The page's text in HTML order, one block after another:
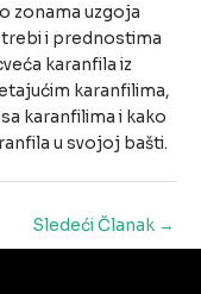
zonama uzgoja
i prednostima
karanfila iz
karanfilima,
karanfilima i kako
u svojoj bašti.
Sledeći Članak →